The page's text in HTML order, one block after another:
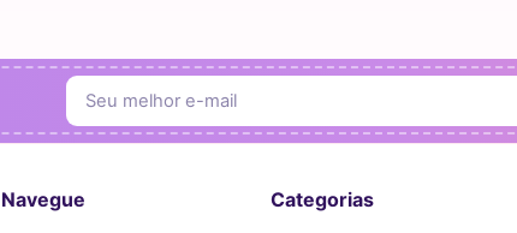
Navegue Categorias